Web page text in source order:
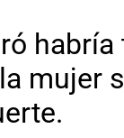
mujer